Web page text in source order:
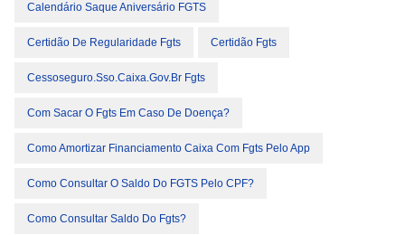
Calendário Saque Aniversário FGTS
Certidão De Regularidade Fgts Certidão Fgts
Cessoseguro.sso.caixa.gov.br Fgts
Com Sacar O Fgts Em Caso De Doença?
Como Amortizar Financiamento Caixa Com Fgts Pelo App
Como Consultar O Saldo Do FGTS Pelo CPF?
Como Consultar Saldo Do Fgts?